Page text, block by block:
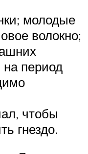
молодые
волокно;
период
чтобы
гнездо.